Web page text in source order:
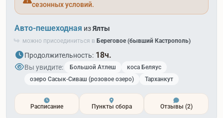
сезонных условий.
Авто-пешеходная изЯлты
можно присоединиться в Береговое (бывший Кастрополь)
Продолжительность: 18ч.
Вы увидите: Большой Атлеш
коса Беляус
озеро Сасык-Сиваш (розовое озеро)
Тарханкут
Расписание Пункты сбора Отзывы (2)